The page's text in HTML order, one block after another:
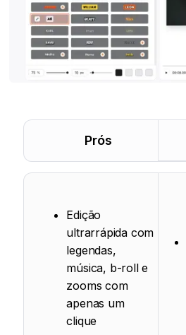
Prós
Edição
ultrarrápida com
legendas,
música, b-roll e
zooms com
apenas um
clique